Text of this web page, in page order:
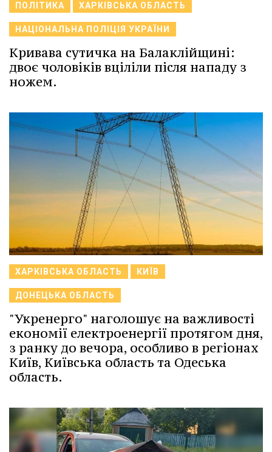
ПОЛІТИКА ХАРКІВСЬКА ОБЛАСТЬ
НАЦІОНАЛЬНА ПОЛІЦІЯ УКРАЇНИ
Кривава сутичка на Балаклійщині:
двоє чоловіків вціліли після нападу з
ножем.
ХАРКІВСЬКА ОБЛАСТЬ КИЇВ
ДОНЕЦЬКА ОБЛАСТЬ
"Укренерго" наголошує на важливості
економії електроенергії протягом дня,
з ранку до вечора, особливо в регіонах
Київ, Київська область та Одеська
область.